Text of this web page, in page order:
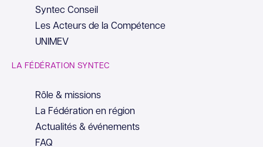
Syntec Conseil
Les Acteurs de la Compétence
UNIMEV
LA FÉDÉRATION SYNTEC
Rôle & missions
La Fédération en région
Actualités & événements
FAQ